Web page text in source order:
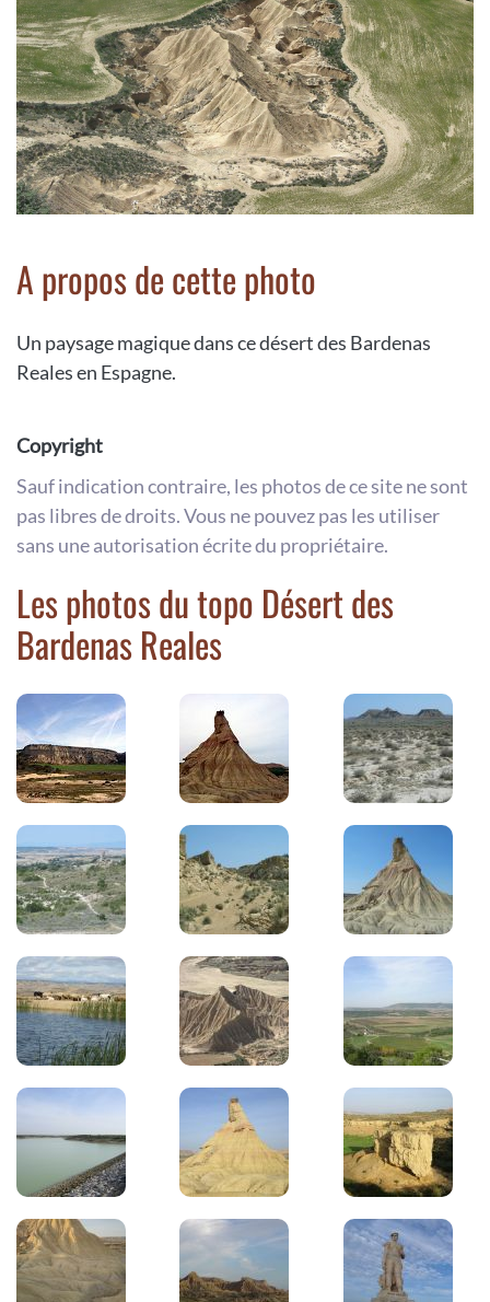
A propos de cette photo
Un paysage magique dans ce désert des Bardenas
Reales en Espagne.
Copyright
Sauf indication contraire, les photos de ce site ne sont
pas libres de droits. Vous ne pouvez pas les utiliser
sans une autorisation écrite du propriétaire.
Les photos du topo Désert des
Bardenas Reales